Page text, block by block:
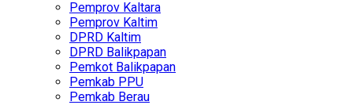
Pemprov Kaltara
Pemprov Kaltim
DPRD Kaltim
DPRD Balikpapan
Pemkot Balikpapan
Pemkab PPU
Pemkab Berau